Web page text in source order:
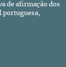
de afirmação dos
portuguesa,